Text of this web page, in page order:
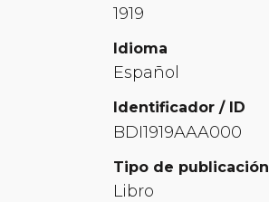
1919
Idioma
Español
Identificador / ID
BDI1919AAA000
Tipo de publicación
Libro